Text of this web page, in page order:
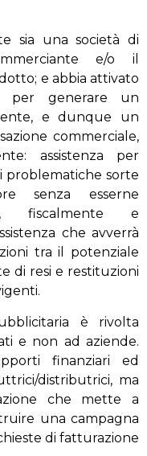
sia una società di
e/o il
e abbia attivato
per generare un
e dunque un
commerciale,
assistenza per
problematiche sorte
senza esserne
fiscalmente e
che avverrà
tra il potenziale
di resi e restituzioni
è rivolta
e non ad aziende.
finanziari ed
distributrici, ma
che mette a
una campagna
di fatturazione